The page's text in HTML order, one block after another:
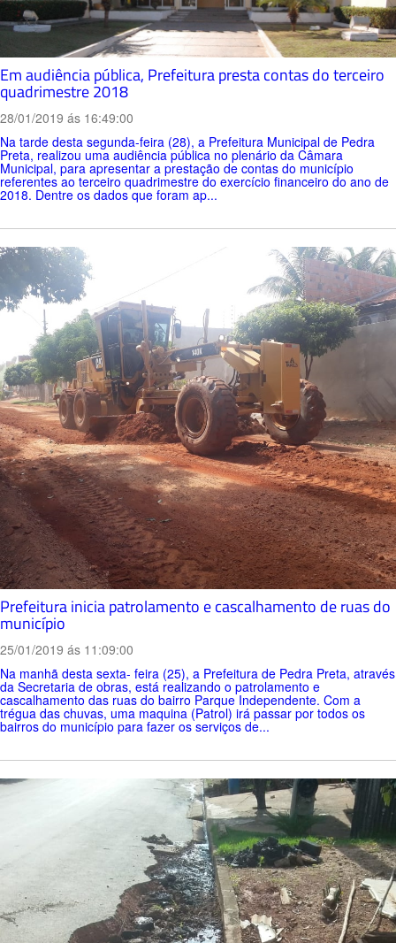
Em audiência pública, Prefeitura presta contas do terceiro
quadrimestre 2018
28/01/2019 ás 16:49:00
Na tarde desta segunda-feira (28), a Prefeitura Municipal de Pedra
Preta, realizou uma audiência pública no plenário da Câmara
Municipal, para apresentar a prestação de contas do município
referentes ao terceiro quadrimestre do exercício financeiro do ano de
2018. Dentre os dados que foram ap...
Prefeitura inicia patrolamento e cascalhamento de ruas do
município
25/01/2019 ás 11:09:00
Na manhã desta sexta- feira (25), a Prefeitura de Pedra Preta, através
da Secretaria de obras, está realizando o patrolamento e
cascalhamento das ruas do bairro Parque Independente. Com a
trégua das chuvas, uma maquina (Patrol) irá passar por todos os
bairros do município para fazer os serviços de...